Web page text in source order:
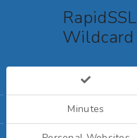
RapidSSL
Wildcard
Minutes